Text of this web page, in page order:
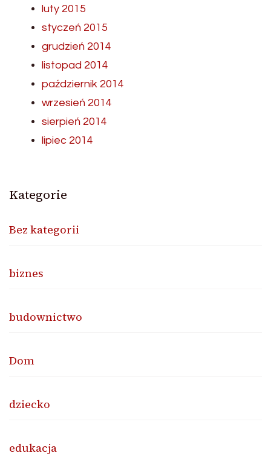
luty 2015
styczeń 2015
grudzień 2014
listopad 2014
październik 2014
wrzesień 2014
sierpień 2014
lipiec 2014
Kategorie
Bez kategorii
biznes
budownictwo
Dom
dziecko
edukacja